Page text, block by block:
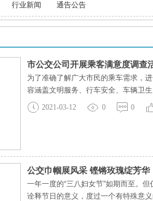
行业新闻 通告公告
市公交公司开展乘客满意度调查
为了准确了解广大市民的乘车需求，
容涵盖文明服务、行车安全、车辆卫
市民面对面交流，引导市民填写调查
意度调查工作，意在全方位了解和把
2021-03-12 0 0
公交巾帼展风采 铿锵玫瑰绽芳华
一年一度的“三八妇女节”如期而至。
诠释节日的意义，度过一个有特殊意